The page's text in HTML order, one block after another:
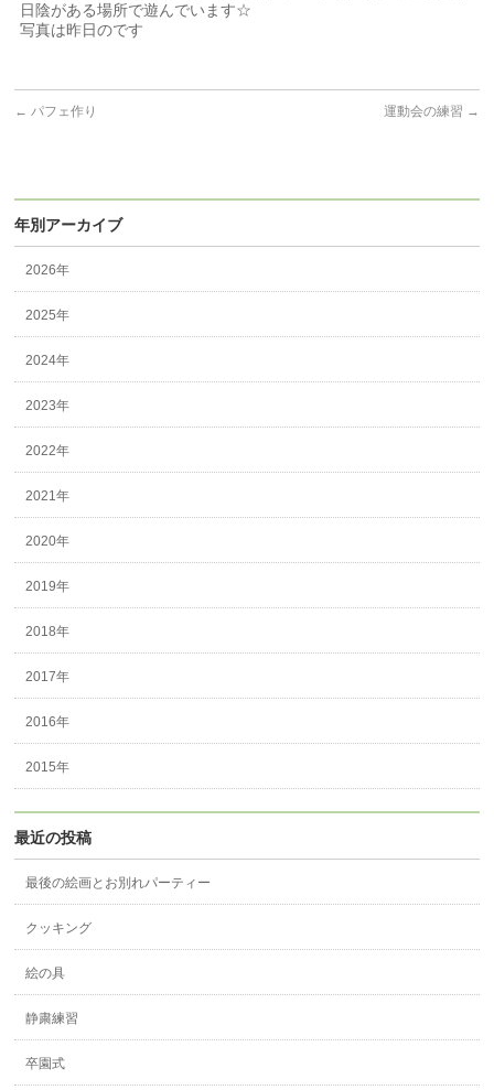
日陰がある場所で遊んでいます☆
写真は昨日のです
← パフェ作り 運動会の練習 →
年別アーカイブ
2026年
2025年
2024年
2023年
2022年
2021年
2020年
2019年
2018年
2017年
2016年
2015年
最近の投稿
最後の絵画とお別れパーティー
クッキング
絵の具
静粛練習
卒園式